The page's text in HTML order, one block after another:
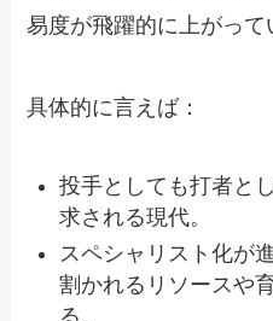
易度が飛躍的に上がって
具体的に言えば：
投手としても打者と
求される現代。
スペシャリスト化が
割かれるリソースや